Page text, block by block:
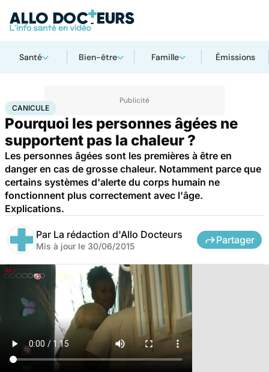
Santé Bien-être Famille Émissions
AccueilSantéMaladies
CANICULE
Pourquoi les personnes âgées ne
supportent pas la chaleur ?
Les personnes âgées sont les premières à être en
danger en cas de grosse chaleur. Notamment parce que
certains systèmes d'alerte du corps humain ne
fonctionnent plus correctement avec l'âge.
Explications.
Par La rédaction d'Allo Docteurs
Mis à jour le 30/06/2015
Partager